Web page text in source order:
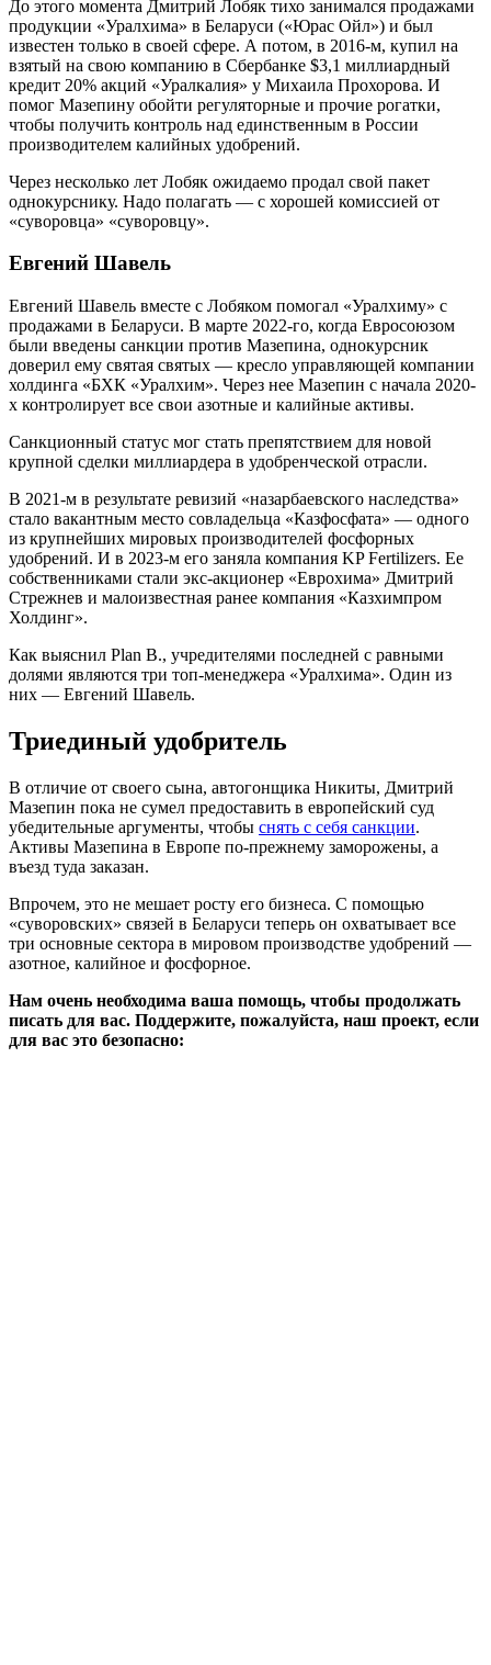
До этого момента Дмитрий Лобяк тихо занимался продажами
продукции «Уралхима» в Беларуси («Юрас Ойл») и был
известен только в своей сфере. А потом, в 2016-м, купил на
взятый на свою компанию в Сбербанке $3,1 миллиардный
кредит 20% акций «Уралкалия» у Михаила Прохорова. И
помог Мазепину обойти регуляторные и прочие рогатки,
чтобы получить контроль над единственным в России
производителем калийных удобрений.
Через несколько лет Лобяк ожидаемо продал свой пакет
однокурснику. Надо полагать — с хорошей комиссией от
«суворовца» «суворовцу».
Евгений Шавель
Евгений Шавель вместе с Лобяком помогал «Уралхиму» с
продажами в Беларуси. В марте 2022-го, когда Евросоюзом
были введены санкции против Мазепина, однокурсник
доверил ему святая святых — кресло управляющей компании
холдинга «БХК «Уралхим». Через нее Мазепин с начала 2020-
х контролирует все свои азотные и калийные активы.
Санкционный статус мог стать препятствием для новой
крупной сделки миллиардера в удобренческой отрасли.
В 2021-м в результате ревизий «назарбаевского наследства»
стало вакантным место совладельца «Казфосфата» — одного
из крупнейших мировых производителей фосфорных
удобрений. И в 2023-м его заняла компания KP Fertilizers. Ее
собственниками стали экс-акционер «Еврохима» Дмитрий
Стрежнев и малоизвестная ранее компания «Казхимпром
Холдинг».
Как выяснил Plan B., учредителями последней с равными
долями являются три топ-менеджера «Уралхима». Один из
них — Евгений Шавель.
Триединый удобритель
В отличие от своего сына, автогонщика Никиты, Дмитрий
Мазепин пока не сумел предоставить в европейский суд
убедительные аргументы, чтобы снять с себя санкции.
Активы Мазепина в Европе по-прежнему заморожены, а
въезд туда заказан.
Впрочем, это не мешает росту его бизнеса. С помощью
«суворовских» связей в Беларуси теперь он охватывает все
три основные сектора в мировом производстве удобрений —
азотное, калийное и фосфорное.
Нам очень необходима ваша помощь, чтобы продолжать
писать для вас. Поддержите, пожалуйста, наш проект, если
для вас это безопасно: